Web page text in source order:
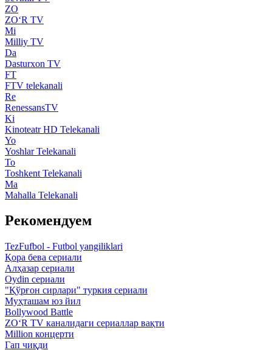
ZO
ZO‘R TV
Mi
Milliy TV
Da
Dasturxon TV
FT
FTV telekanali
Re
RenessansTV
Ki
Kinoteatr HD Telekanali
Yo
Yoshlar Telekanali
To
Toshkent Telekanali
Ma
Mahalla Telekanali
Рекомендуем
TezFufbol - Futbol yangiliklari
Қора бева сериали
Алҳазар сериали
Oydin сериали
"Қўрғон сирлари" туркия сериали
Муҳташам юз йил
Bollywood Battle
ZO‘R TV каналидаги сериаллар вақти
Million концерти
Гап чиқди